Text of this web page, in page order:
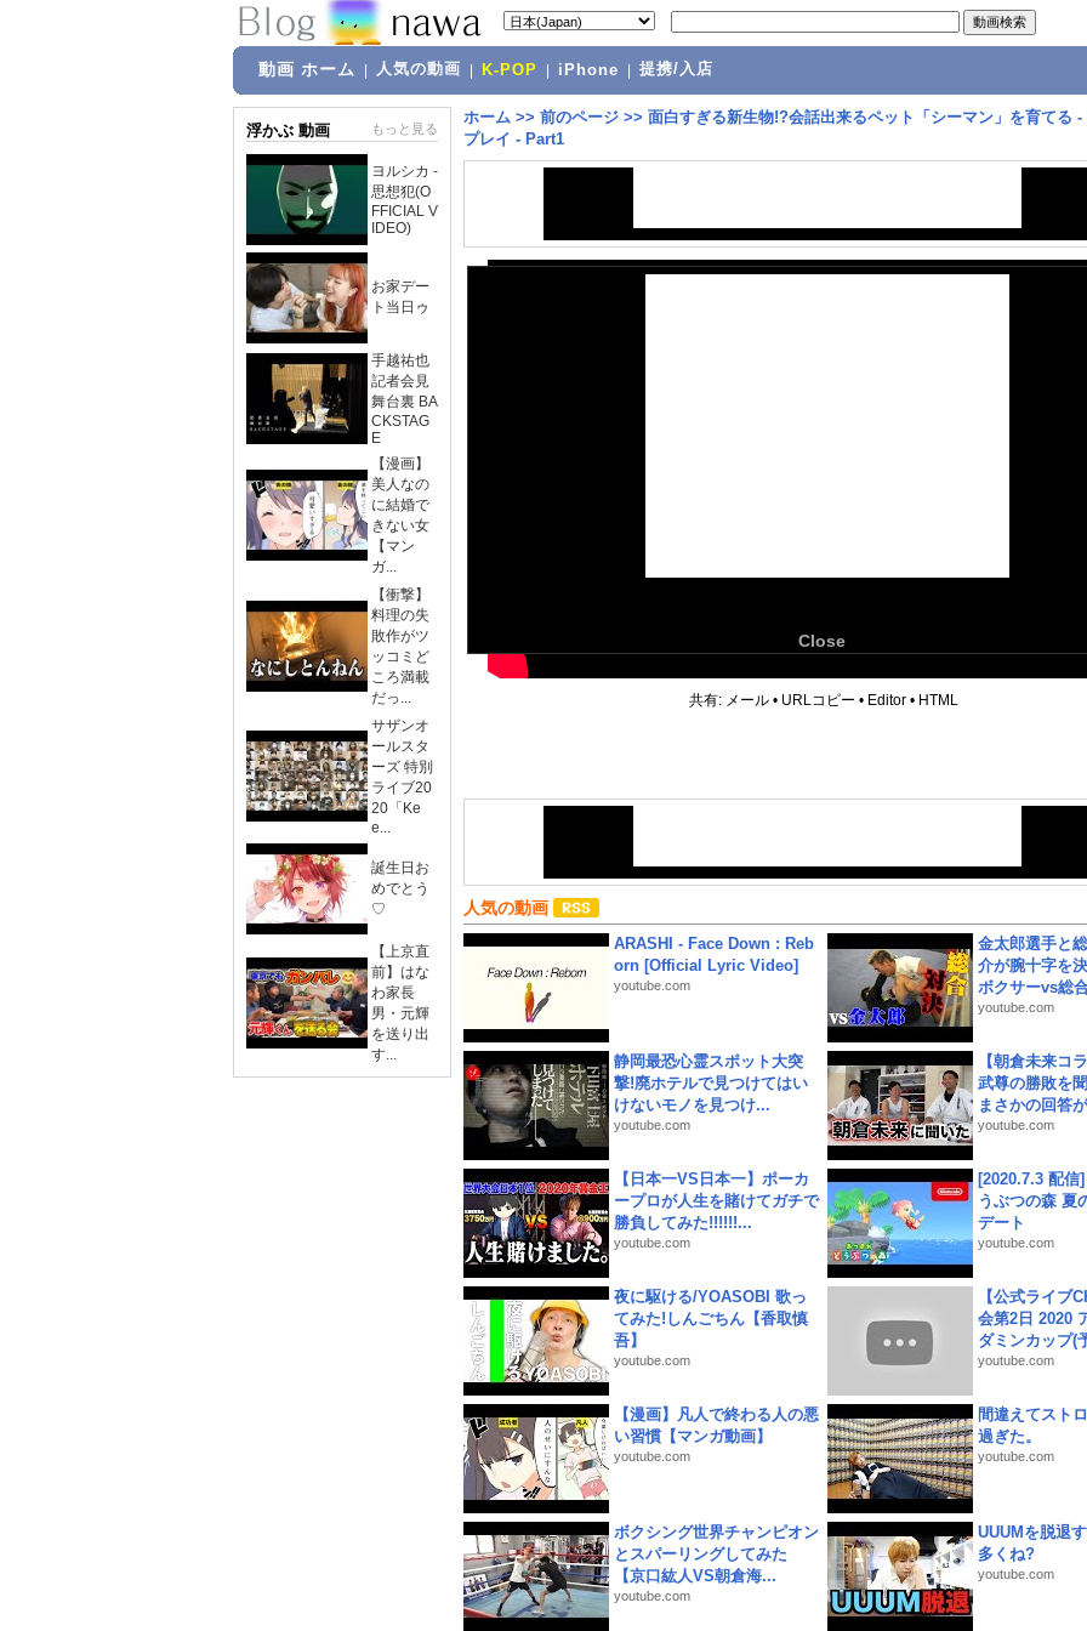
動画 ホーム 人気の動画 K-POP iPhone 提携/入店
浮かぶ 動画 もっと見る
ヨルシカ -
思想犯(O
FFICIAL V
IDEO)
お家デー
ト当日ゥ
手越祐也
記者会見
舞台裏 BA
CKSTAG
E
【漫画】
美人なの
に結婚で
きない女
【マン
ガ...
【衝撃】
料理の失
敗作がツ
ッコミど
ころ満載
だっ...
サザンオ
ールスタ
ーズ 特別
ライブ20
20「Ke
e...
誕生日お
めでとう
♡
【上京直
前】はな
わ家長
男・元輝
を送り出
す...
ホーム >> 前のページ >> 面白すぎる新生物!?会話出来るペット「シーマン」を育てる -
プレイ - Part1
Close
共有: メール • URLコピー • Editor • HTML
人気の動画
ARASHI - Face Down : Reb
orn [Official Lyric Video]
youtube.com
金太郎選手と
介が腕十字を
ボクサーvs総
youtube.com
静岡最恐心霊スポット大突
撃!廃ホテルで見つけてはい
けないモノを見つけ...
youtube.com
【朝倉未来コ
武尊の勝敗を
まさかの回答
youtube.com
【日本一VS日本一】ポーカ
ープロが人生を賭けてガチで
勝負してみた!!!!!!...
youtube.com
[2020.7.3 配信
うぶつの森 夏
デート
youtube.com
夜に駆ける/YOASOBI 歌っ
てみた!しんごちん【香取慎
吾】
youtube.com
【公式ライブ
会第2日 2020
ダミンカップ(
youtube.com
【漫画】凡人で終わる人の悪
い習慣【マンガ動画】
youtube.com
間違えてスト
過ぎた。
youtube.com
ボクシング世界チャンピオン
とスパーリングしてみた
【京口紘人VS朝倉海...
youtube.com
UUUMを脱退
多くね?
youtube.com